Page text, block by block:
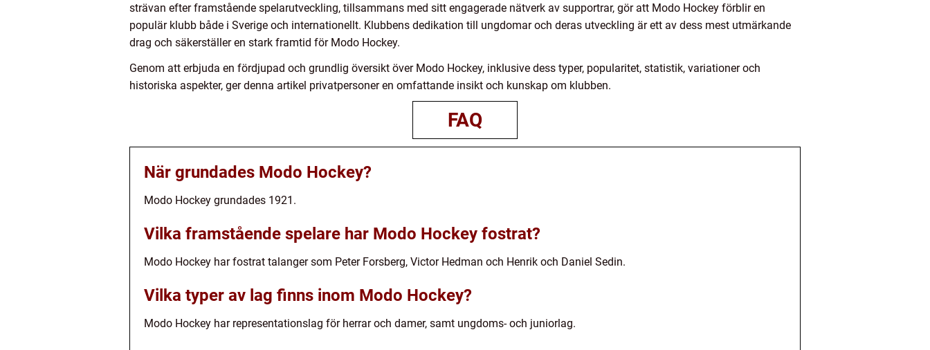
strävan efter framstående spelarutveckling, tillsammans med sitt engagerade nätverk av supportrar, gör att Modo Hockey förblir en
populär klubb både i Sverige och internationellt. Klubbens dedikation till ungdomar och deras utveckling är ett av dess mest utmärkande
drag och säkerställer en stark framtid för Modo Hockey.
Genom att erbjuda en fördjupad och grundlig översikt över Modo Hockey, inklusive dess typer, popularitet, statistik, variationer och
historiska aspekter, ger denna artikel privatpersoner en omfattande insikt och kunskap om klubben.
FAQ
När grundades Modo Hockey?
Modo Hockey grundades 1921.
Vilka framstående spelare har Modo Hockey fostrat?
Modo Hockey har fostrat talanger som Peter Forsberg, Victor Hedman och Henrik och Daniel Sedin.
Vilka typer av lag finns inom Modo Hockey?
Modo Hockey har representationslag för herrar och damer, samt ungdoms- och juniorlag.